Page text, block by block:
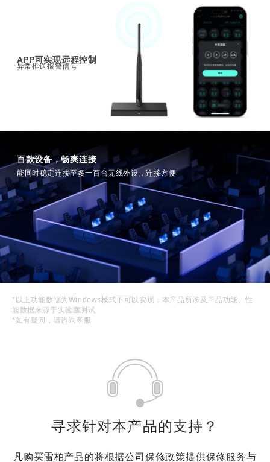
APP可实现远程控制
异常推送报警信号
百款设备，畅爽连接
能同时稳定连接至多一百台无线外设，连接方便
*以上功能数据为Windows模式下可以实现；本产品所涉及产品功能、性
能数据来源于实验室测试
*如有疑问，请咨询客服
寻求针对本产品的支持？
凡购买雷柏产品的将根据公司保修政策提供保修服务与